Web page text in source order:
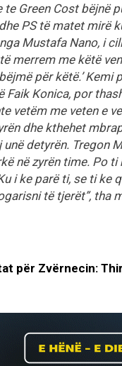
Green Cost bëjnë
PS të matet mirë
Mustafa Nano, i
merrem me këtë
për këtë.’
Konica, por
vetëm me veten e
dhe kthehet
detyrën. Tregon
në zyrën time. Po
i ke parë ti, se ti ke
të tjerët”, tha
për Zvërnecin: